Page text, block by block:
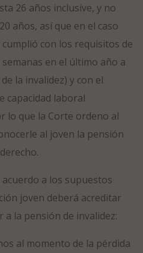
26 años inclusive, y no
años, así que en el caso
con los requisitos de
en el último año a
la invalidez) y con el
capacidad laboral
lo que la Corte ordeno al
al joven la pensión
.
acuerdo a los supuestos
joven deberá acreditar
a la pensión de invalidez:
al momento de la pérdida